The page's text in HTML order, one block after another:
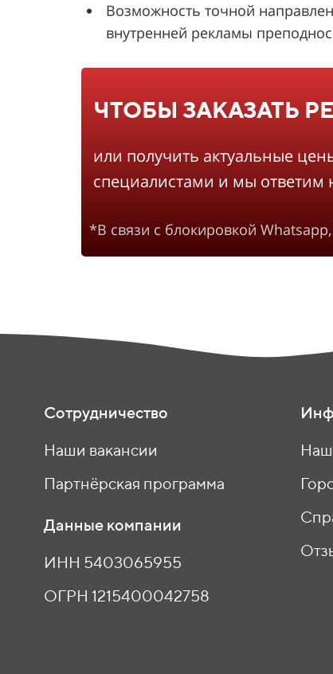
Возможность точной
внутренней рекламы
ЧТОБЫ ЗАКАЗАТЬ
или получить актуальные
специалистами и мы ответим
*В связи с блокировкой
Сотрудничество
Наши вакансии
Партнёрская программа
Данные компании
ИНН 5403065955
ОГРН 1215400042758